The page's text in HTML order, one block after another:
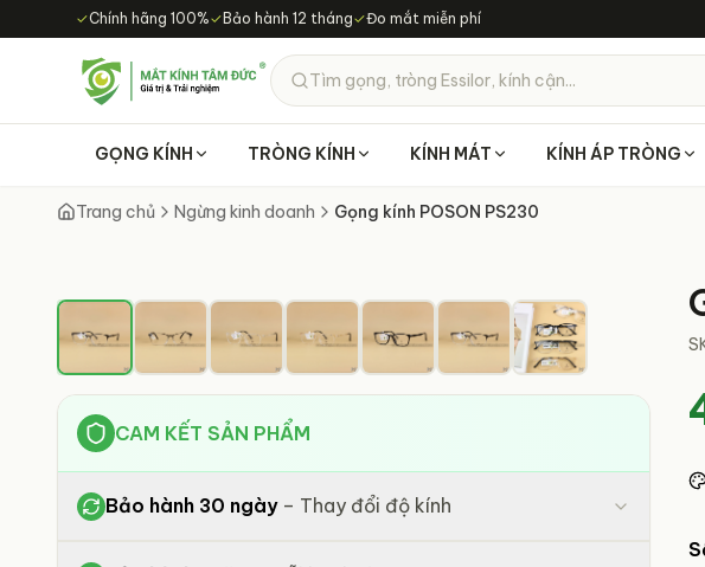
Chuyển đến nội dung chính
✓Chính hãng 100%✓ Bảo hành 12 tháng✓Đo mắt miễn phí
Tìm gọng, tròng Essilor, kính cận...
GỌNG KÍNH TRÒNG KÍNH KÍNH MÁT KÍNH ÁP TRÒNG
Trang chủ Ngừng kinh doanh Gọng kính POSON PS230
CAM KẾT SẢN PHẨM
Bảo hành 30 ngày– Thay đổi độ kính